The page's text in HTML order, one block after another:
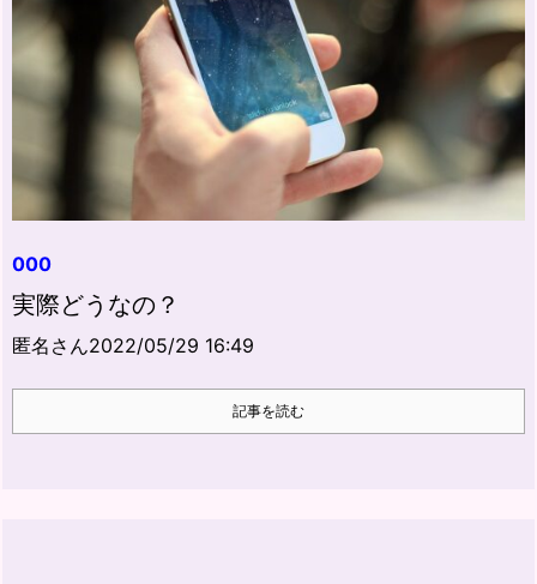
000
実際どうなの？
匿名さん2022/05/29 16:49
記事を読む